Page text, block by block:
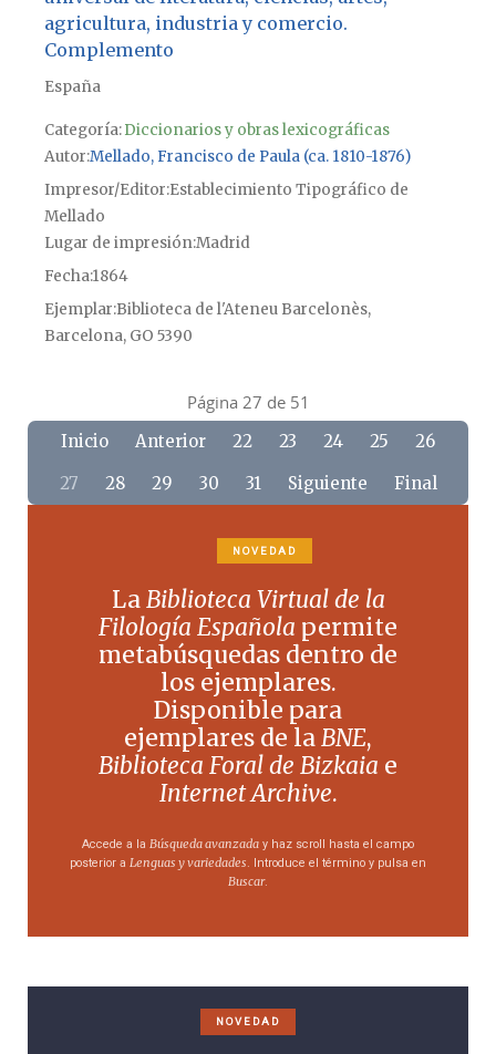
agricultura, industria y comercio.
Complemento
España
Categoría:Diccionarios y obras lexicográficas
Autor Mellado, Francisco de Paula (ca. 1810-1876)
Impresor/Editor Establecimiento Tipográfico de
Mellado
Lugar de impresiónMadrid
Fecha1864
Ejemplar Biblioteca de l'Ateneu Barcelonès,
Barcelona, GO 5390
Página 27 de 51
Inicio Anterior 22 23 24 25
26
27
28 29 30 31 Siguiente Final
NOVEDAD
LaBiblioteca Virtual de la
Filología Española permite
metabúsquedas dentro de
los ejemplares.
Disponible para
ejemplares de laBNE,
Biblioteca Foral de Bizkaia e
Internet Archive.
Accede a la Búsqueda avanzada y haz scroll hasta el campo
posterior a Lenguas y variedades. Introduce el término y pulsa en
Buscar.
NOVEDAD